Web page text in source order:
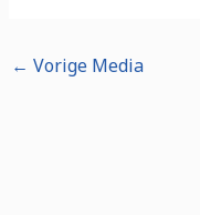
← Vorige Media